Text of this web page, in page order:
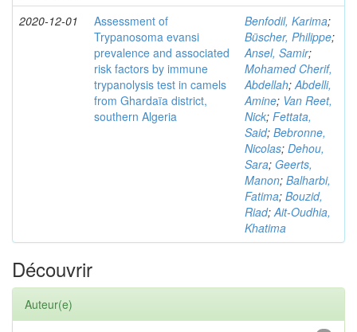
2020-12-01
Assessment of
Trypanosoma evansi
prevalence and associated
risk factors by immune
trypanolysis test in camels
from Ghardaïa district,
southern Algeria
Benfodil, Karima;
Büscher, Philippe;
Ansel, Samir;
Mohamed Cherif,
Abdellah;Abdelli,
Amine; Van Reet,
Nick; Fettata,
Said; Bebronne,
Nicolas; Dehou,
Sara; Geerts,
Manon; Balharbi,
Fatima; Bouzid,
Riad;Ait-Oudhia,
Khatima
Découvrir
Auteur(e)